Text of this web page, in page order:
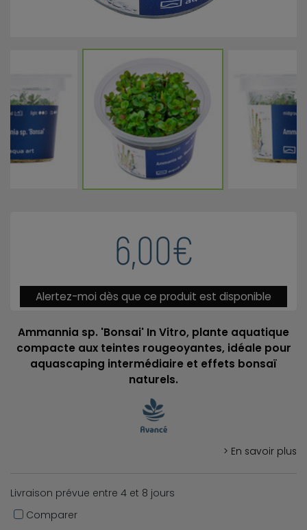
6,00€
Alertez-moi dès que ce produit est disponible
Ammannia sp. 'Bonsai' In Vitro, plante aquatique
compacte aux teintes rougeoyantes, idéale pour
aquascaping intermédiaire et effets bonsaï
naturels.
> En savoir plus
Livraison prévue entre 4 et 8 jours
Comparer